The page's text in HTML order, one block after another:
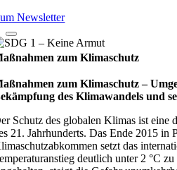
Newsletter
zum Klimaschutz
zum Klimaschutz –
des Kli­ma­wan­dels und
Schutz des globalen Klimas ist eine
21. Jahrhunderts. Das Ende 2015 in
setzt das
deutlich unter 2 °C